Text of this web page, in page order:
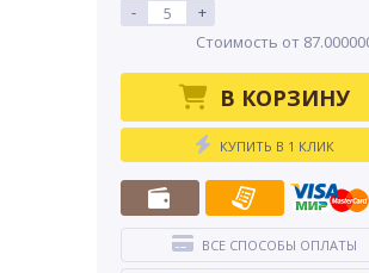
-
+
Стоимость от
В КОРЗИНУ
КУПИТЬ В 1 КЛИК
ВСЕ СПОСОБЫ ОПЛАТЫ